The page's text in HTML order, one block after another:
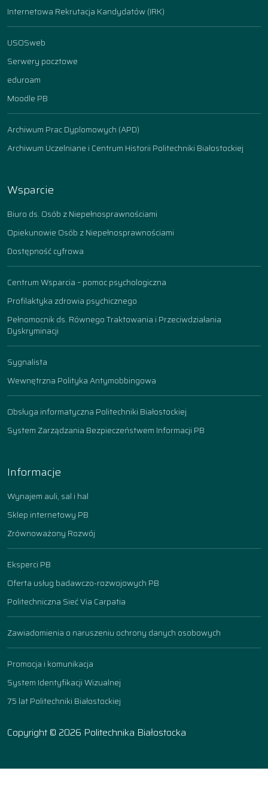
Internetowa Rekrutacja Kandydatów (IRK)
USOSweb
Serwery pocztowe
eduroam
Moodle PB
Archiwum Prac Dyplomowych (APD)
Archiwum Uczelniane i Centrum Historii Politechniki Białostockiej
Wsparcie
Biuro ds. Osób z Niepełnosprawnościami
Opiekunowie Osób z Niepełnosprawnościami
Dostępność cyfrowa
Centrum Wsparcia – pomoc psychologiczna
Profilaktyka zdrowia psychicznego
Pełnomocnik ds. Równego Traktowania i Przeciwdziałania
Dyskryminacji
Sygnalista
Wewnętrzna Polityka Antymobbingowa
Obsługa informatyczna Politechniki Białostockiej
System Zarządzania Bezpieczeństwem Informacji PB
Informacje
Wynajem auli, sal i hal
Sklep internetowy PB
Zrównoważony Rozwój
Eksperci PB
Oferta usług badawczo-rozwojowych PB
Politechniczna Sieć Via Carpatia
Zawiadomienia o naruszeniu ochrony danych osobowych
Promocja i komunikacja
System Identyfikacji Wizualnej
75 lat Politechniki Białostockiej
Copyright © 2026 Politechnika Białostocka